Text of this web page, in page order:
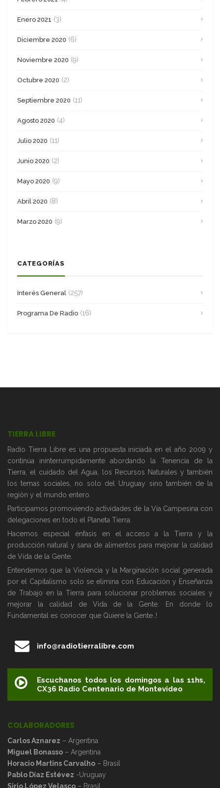
Enero 2021 (3)
Diciembre 2020 (6)
Noviembre 2020 (9)
Octubre 2020 (2)
Septiembre 2020 (11)
Agosto 2020 (4)
Julio 2020 (11)
Junio 2020 (2)
Mayo 2020 (9)
Abril 2020 (8)
Marzo 2020 (9)
CATEGORÍAS
Interés General (257)
Programa De Radio (16)
TIERRA LIBRE
Radio Tierra Libre es una propuesta iniciada en el año 2009 y
continúa ininterrumpidamente abordando la Tenencia de la
Tierra, el cuidado del Agua, los Recursos Naturales y también
los temas sociales, no solo del Uruguay sino también de la
región y el mundo entero.
Participamos promoviendo actividades de la Vía Campesina con
delegaciones en todo el Planeta Tierra.
Hacemos especial énfasis en el acceso a la Tierra y la
producción natural y sana de alimentos para mejorar la calidad
de Vida de la Gente.
Entendemos que la Violencia y la Marginación social generada
por el Capitalismo solo se elimina con Educación y Enseñanza
de Trabajo en la Tierra para solucionar problemas sociales y
mejorar la calidad de Vida de la Gente. En donde lo
Fundamental es conocer que Quiere la Gente..!
info@radiotierralibre.com
Escuchanos todos los domingos a las 11hs,
CX36 Radio Centenario de Montevideo
COLABORADORES
Carlos Aznarez – Argentina
Miguel Bonasso – Argentina
Horacio Martins Carvalho – Brasil
Pablo Díaz Estévez -Uruguay
Sirio López Velasco – Brasil